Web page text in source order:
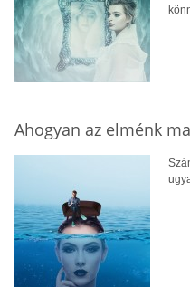
Ahogyan az elménk